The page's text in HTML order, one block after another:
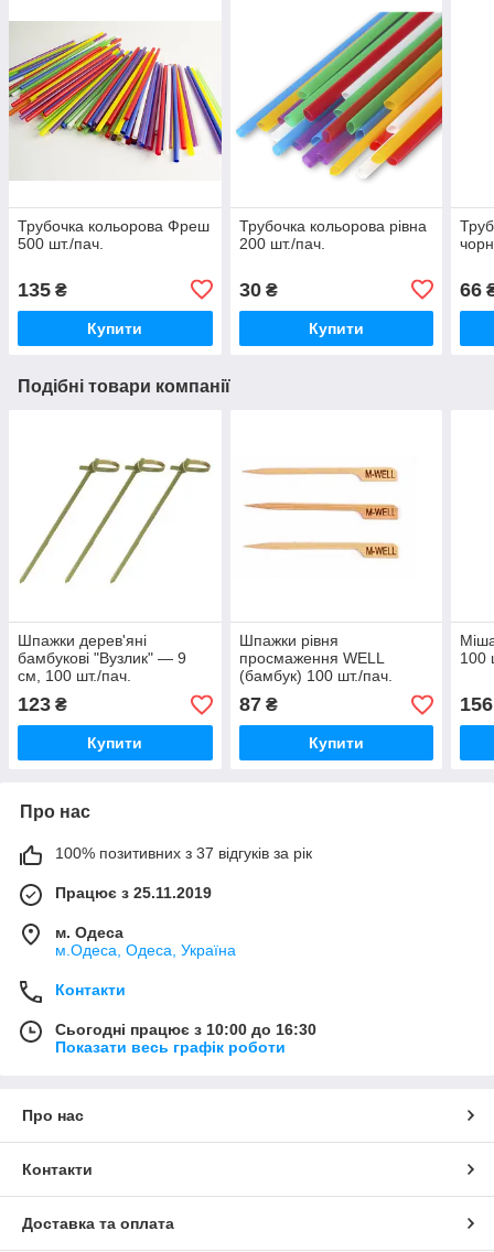
Трубочка кольорова Фреш
500 шт./пач.
135 ₴
Купити
Трубочка кольорова рівна
200 шт./пач.
30₴
Купити
66
Подібні товари компанії
Шпажки дерев'яні
бамбукові "Вузлик" — 9
см, 100 шт./пач.
123 ₴
Купити
Шпажки рівня
просмаження WELL
(бамбук) 100 шт./пач.
87₴
Купити
100
156
Про нас
100% позитивних з 37 відгуків за рік
Працює з 25.11.2019
м. Одеса
м.Одеса, Одеса, Україна
Контакти
Сьогодні працює з 10:00 до 16:30
Показати весь графік роботи
Про нас
Контакти
Доставка та оплата